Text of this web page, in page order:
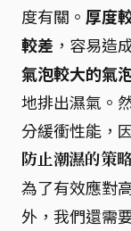
度有關。 厚度
較差 ，容易造
氣泡較大的氣
地排出濕氣。
分緩衝性能，
防止潮濕的策
為了有效應對
外，我們還需